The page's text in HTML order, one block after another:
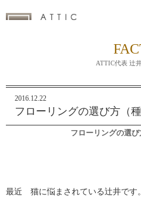
ATTIC代表 辻
2016.12.22
フローリングの選び方（種
フローリングの選び
最近 猫に悩まされている辻井です。